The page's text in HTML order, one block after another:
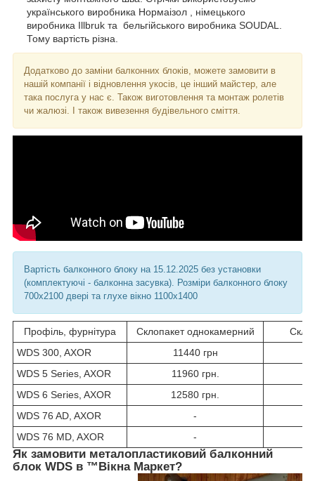
українського виробника Нормаізол , німецького
виробника Illbruk та бельгійського виробника SOUDAL.
Тому вартість різна.
Додатково до заміни балконних блоків, можете замовити в
нашій компанії і відновлення укосів, це інший майстер, але
така послуга у нас є. Також виготовлення та монтаж ролетів
чи жалюзі. І також вивезення будівельного сміття.
Вартість балконного блоку на 15.12.2025 без установки
(комплектуючі - балконна засувка). Розміри балконного блоку
700х2100 двері та глухе вікно 1100х1400
Профіль, фурнітура Склопакет однокамерний
WDS 300, AXOR
11440 грн
WDS 5 Series, AXOR
11960 грн.
WDS 6 Series, AXOR
12580 грн.
WDS 76 AD, AXOR
-
WDS 76 MD, AXOR
-
Як замовити металопластиковий балконний
блок WDS в ™Вікна Маркет?